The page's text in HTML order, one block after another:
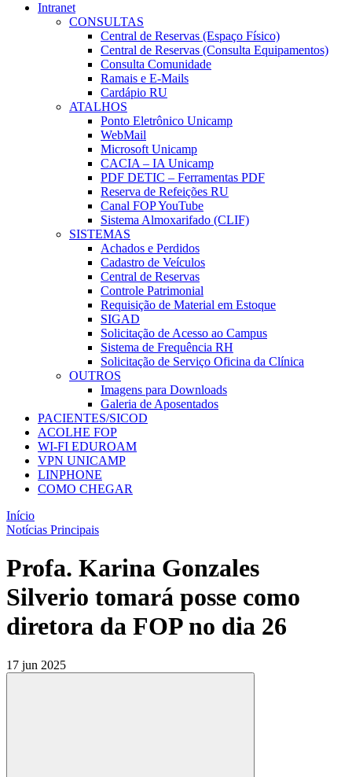
Intranet
CONSULTAS
Central de Reservas (Espaço Físico)
Central de Reservas (Consulta Equipamentos)
Consulta Comunidade
Ramais e E-Mails
Cardápio RU
ATALHOS
Ponto Eletrônico Unicamp
WebMail
Microsoft Unicamp
CACIA – IA Unicamp
PDF DETIC – Ferramentas PDF
Reserva de Refeições RU
Canal FOP YouTube
Sistema Almoxarifado (CLIF)
SISTEMAS
Achados e Perdidos
Cadastro de Veículos
Central de Reservas
Controle Patrimonial
Requisição de Material em Estoque
SIGAD
Solicitação de Acesso ao Campus
Sistema de Frequência RH
Solicitação de Serviço Oficina da Clínica
OUTROS
Imagens para Downloads
Galeria de Aposentados
PACIENTES/SICOD
ACOLHE FOP
WI-FI EDUROAM
VPN UNICAMP
LINPHONE
COMO CHEGAR
Início
Notícias Principais
Profa. Karina Gonzales
Silverio tomará posse como
diretora da FOP no dia 26
17 jun 2025